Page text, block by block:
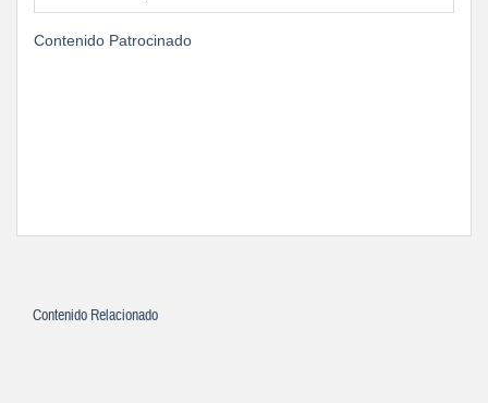
Contenido Patrocinado
Contenido Relacionado